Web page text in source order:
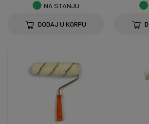
NA STANJU
DODAJ U KORPU